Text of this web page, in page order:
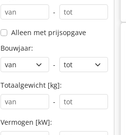
-
Alleen met prijsopgave
Bouwjaar:
-
Totaalgewicht [kg]:
-
Vermogen [kW]: